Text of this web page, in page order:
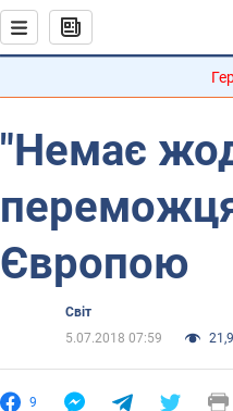
"Немає
переможця
Європою
Світ
5.07.2018 07:59
9